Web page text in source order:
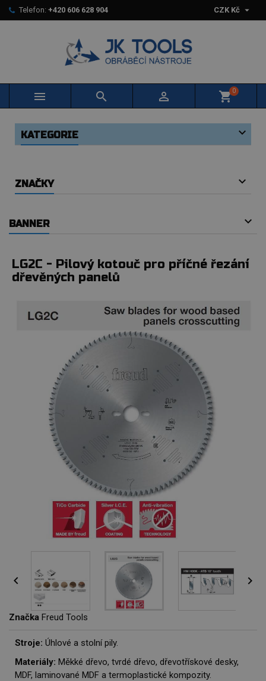
Telefon: +420 606 628 904 CZK Kč 
   shopping_cart0
KATEGORIE
ZNAČKY
BANNER
LG2C - Pilový kotouč pro příčné řezání
dřevěných panelů
 
Značka Freud Tools
Stroje: Úhlové a stolní pily.
Materiály: Měkké dřevo, tvrdé dřevo, dřevotřískové desky,
MDF, laminované MDF a termoplastické kompozity.